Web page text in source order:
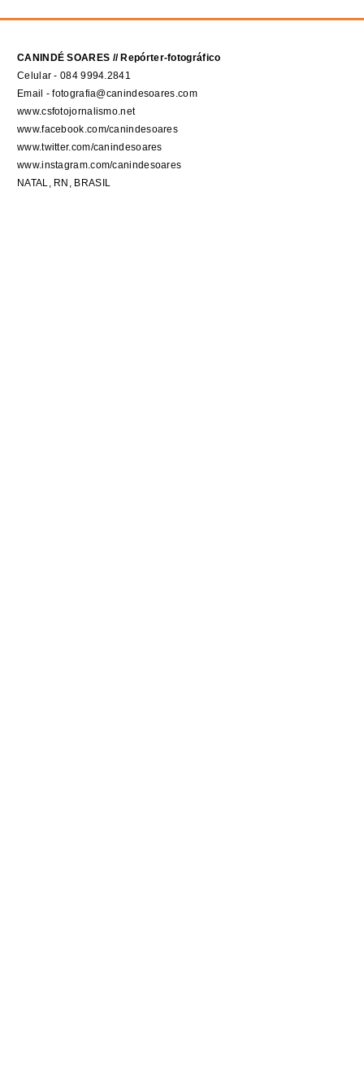
CANINDÉ SOARES // Repórter-fotográfico
Celular - 084 9994.2841
Email - fotografia@canindesoares.com
www.csfotojornalismo.net
www.facebook.com/canindesoares
www.twitter.com/canindesoares
www.instagram.com/canindesoares
NATAL, RN, BRASIL